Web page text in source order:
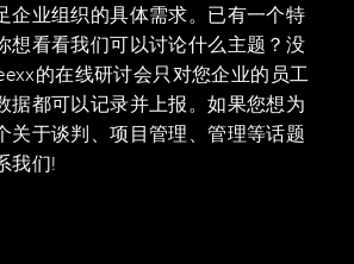
企业组织的具体需求。已有一个特
想看看我们可以讨论什么主题？没
的在线研讨会只对您企业的员工
据都可以记录并上报。如果您想为
关于谈判、项目管理、管理等话题
我们!